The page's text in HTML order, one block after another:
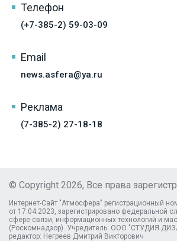
Телефон
(+7-385-2) 59-03-09
Email
news.asfera@ya.ru
Реклама
(7-385-2) 27-18-18
© Copyright 2026, Все права
Интернет-Сайт "Атмосфера" регистрационный
от 17.04.2023, зарегистрировано федеральной
сфере связи, информационных технологий и
(Роскомнадзор). Учредитель: ООО "СТУДИЯ
редактор: Негреев Дмитрий Викторович